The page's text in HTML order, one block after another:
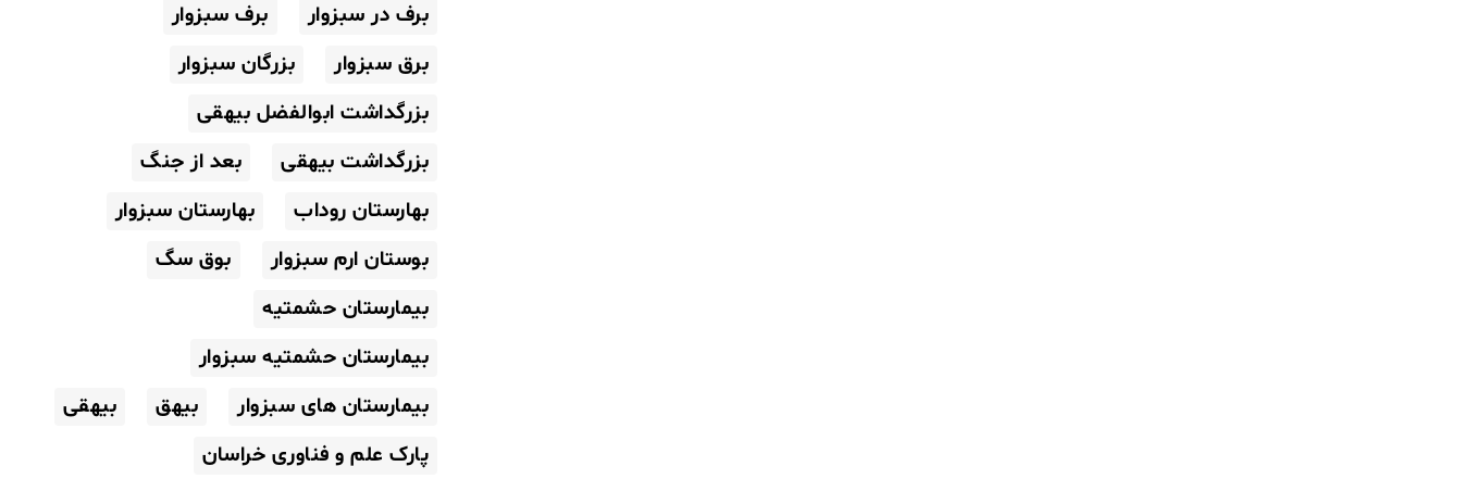
برف در سبزوار
برف سبزوار
برق سبزوار
بزرگان سبزوار
بزرگداشت ابوالفضل بیهقی
بزرگداشت بیهقی
بعد از جنگ
بهارستان روداب
بهارستان سبزوار
بوستان ارم سبزوار
بوق سگ
بیمارستان حشمتیه
بیمارستان حشمتیه سبزوار
بیمارستان های سبزوار
بیهق
بیهقی
پارک علم و فناوری خراسان